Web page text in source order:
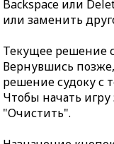
Backspace или
или заменить
Текущее решение
Вернувшись
решение судоку с
Чтобы начать
"Очистить".